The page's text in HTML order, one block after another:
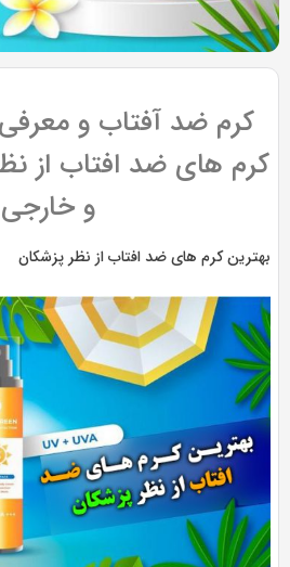
بازدید 1489
های ضد افتاب از نظر
و خارجی
کرم های ضد افتاب از نظر پزشکان